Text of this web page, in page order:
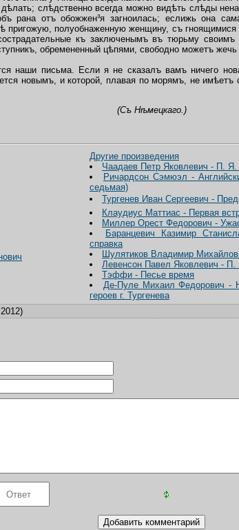
слѣдственно всегда можно видѣть слѣды
рана отъ обожжен³я загноилась; еслижь она
пригожую, полуобнаженную женщину, съ
къ заключенымъ въ тюрьму своимъ
обремененный цѣпями, свободно можетъ
наши письма. Если я не сказалъ вамъ ничего
новымъ, и которой, плавая по морямъ, не имѣетъ
(Съ Нѣмецкаго.)
Другие произведения
Чаадаев Петр Яковлевич - П. Я.
Ричардсон Сэмюэл -
седьмая)
Тургенев Иван Сергеевич -
Клаудиус Маттиас - Первая
Миллер Орест Федорович -
Баранцевич Казимир
справка
Шулятиков Владимир
Левенсон Павел Яковлевич - П.
Тэффи - Песье время
Де-Пуле Михаил Федорович -
героев г. Тургенева